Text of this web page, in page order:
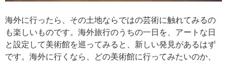
海外に行ったら、その土地ならではの芸術に触れてみるの
も楽しいものです。海外旅行のうちの一日を、アートな日
と設定して美術館を巡ってみると、新しい発見があるはず
です。海外に行くなら、どの美術館に行ってみたいのか、